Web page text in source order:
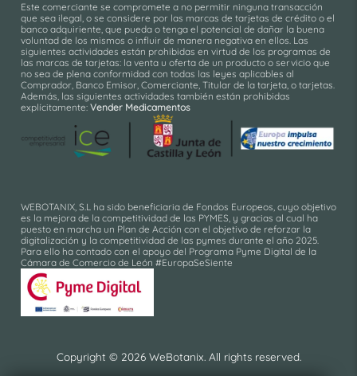
Este comerciante se compromete a no permitir ninguna transacción
que sea ilegal, o se considere por las marcas de tarjetas de crédito o el
banco adquiriente, que pueda o tenga el potencial de dañar la buena
voluntad de los mismos o influir de manera negativa en ellos. Las
siguientes actividades están prohibidas en virtud de los programas de
las marcas de tarjetas: la venta u oferta de un producto o servicio que
no sea de plena conformidad con todas las leyes aplicables al
Comprador, Banco Emisor, Comerciante, Titular de la tarjeta, o tarjetas.
Además, las siguientes actividades también están prohibidas
explícitamente: Vender Medicamentos
WEBOTANIX, S.L ha sido beneficiaria de Fondos Europeos, cuyo objetivo
es la mejora de la competitividad de las PYMES, y gracias al cual ha
puesto en marcha un Plan de Acción con el objetivo de reforzar la
digitalización y la competitividad de las pymes durante el año 2025.
Para ello ha contado con el apoyo del Programa Pyme Digital de la
Cámara de Comercio de León #EuropaSeSiente
Copyright © 2026 WeBotanix. All rights reserved.